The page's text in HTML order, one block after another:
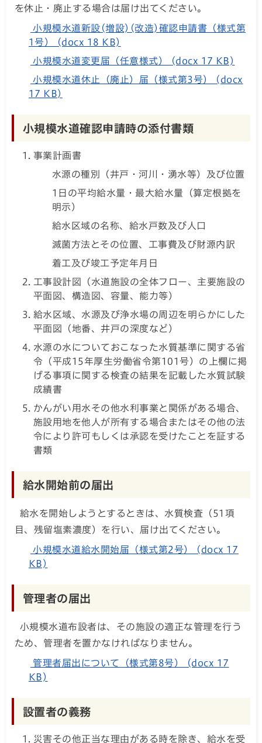
を休止・廃止する場合は届け出てください。
小規模水道新設(増設)(改造)確認申請書（様式第
1号） (docx 18 KB)
小規模水道変更届（任意様式） (docx 17 KB)
小規模水道休止（廃止）届（様式第3号） (docx
17 KB)
小規模水道確認申請時の添付書類
事業計画書
水源の種別（井戸・河川・湧水等）及び位置
1日の平均給水量・最大給水量（算定根拠を
明示）
給水区域の名称、給水戸数及び人口
滅菌方法とその位置、工事費及び財源内訳
着工及び竣工予定年月日
工事設計図（水道施設の全体フロー、主要施設の
平面図、構造図、容量、能力等）
給水区域、水源及び浄水場の周辺を明らかにした
平面図（地番、井戸の深度など）
水源の水についておこなった水質基準に関する省
令（平成15年厚生労働省令第101号）の上欄に掲
げる事項に関する検査の結果を記載した水質試験
成績書
かんがい用水その他水利事業と関係がある場合、
施設用地を他人が所有する場合またはその他の法
令により許可もしくは承認を受けたことを証する
書類
給水開始前の届出
給水を開始しようとするときは、水質検査（51項
目、残留塩素濃度）を行い、届け出てください。
小規模水道給水開始届（様式第2号） (docx 17
KB)
管理者の届出
小規模水道布設者は、その施設の適正な管理を行う
ため、管理者を置かなければなりません。
管理者届出について（様式第8号） (docx 17
KB)
設置者の義務
災害その他正当な理由がある時を除き、給水を受